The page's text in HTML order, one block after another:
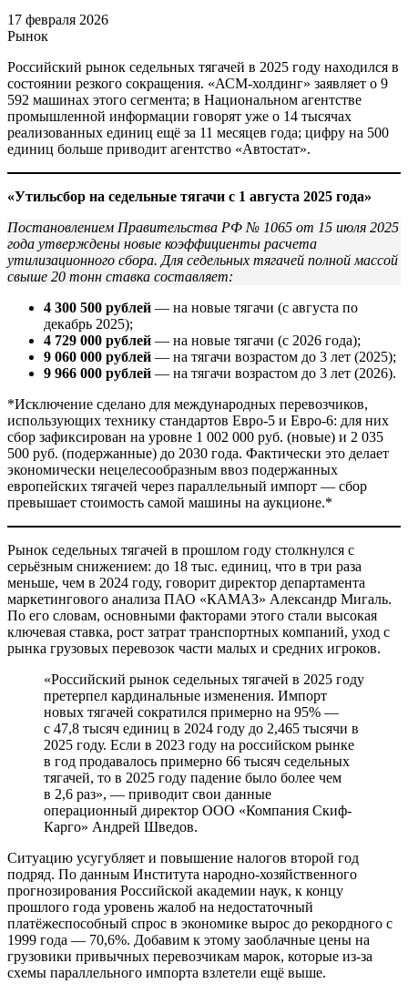
17 февраля 2026
Рынок
Российский рынок седельных тягачей в 2025 году находился в
состоянии резкого сокращения. «АСМ-холдинг» заявляет о 9
592 машинах этого сегмента; в Национальном агентстве
промышленной информации говорят уже о 14 тысячах
реализованных единиц ещё за 11 месяцев года; цифру на 500
единиц больше приводит агентство «Автостат».
«Утильсбор на седельные тягачи с 1 августа 2025 года»
Постановлением Правительства РФ № 1065 от 15 июля 2025
года утверждены новые коэффициенты расчета
утилизационного сбора. Для седельных тягачей полной массой
свыше 20 тонн ставка составляет:
4 300 500 рублей — на новые тягачи (с августа по
декабрь 2025);
4 729 000 рублей — на новые тягачи (с 2026 года);
9 060 000 рублей — на тягачи возрастом до 3 лет (2025);
9 966 000 рублей — на тягачи возрастом до 3 лет (2026).
*Исключение сделано для международных перевозчиков,
использующих технику стандартов Евро-5 и Евро-6: для них
сбор зафиксирован на уровне 1 002 000 руб. (новые) и 2 035
500 руб. (подержанные) до 2030 года. Фактически это делает
экономически нецелесообразным ввоз подержанных
европейских тягачей через параллельный импорт — сбор
превышает стоимость самой машины на аукционе.*
Рынок седельных тягачей в прошлом году столкнулся с
серьёзным снижением: до 18 тыс. единиц, что в три раза
меньше, чем в 2024 году, говорит директор департамента
маркетингового анализа ПАО «КАМАЗ» Александр Мигаль.
По его словам, основными факторами этого стали высокая
ключевая ставка, рост затрат транспортных компаний, уход с
рынка грузовых перевозок части малых и средних игроков.
«Российский рынок седельных тягачей в 2025 году
претерпел кардинальные изменения. Импорт
новых тягачей сократился примерно на 95% —
с 47,8 тысяч единиц в 2024 году до 2,465 тысячи в
2025 году. Если в 2023 году на российском рынке
в год продавалось примерно 66 тысяч седельных
тягачей, то в 2025 году падение было более чем
в 2,6 раз», — приводит свои данные
операционный директор ООО «Компания Скиф-
Карго» Андрей Шведов.
Ситуацию усугубляет и повышение налогов второй год
подряд. По данным Института народно-хозяйственного
прогнозирования Российской академии наук, к концу
прошлого года уровень жалоб на недостаточный
платёжеспособный спрос в экономике вырос до рекордного с
1999 года ― 70,6%. Добавим к этому заоблачные цены на
грузовики привычных перевозчикам марок, которые из-за
схемы параллельного импорта взлетели ещё выше.